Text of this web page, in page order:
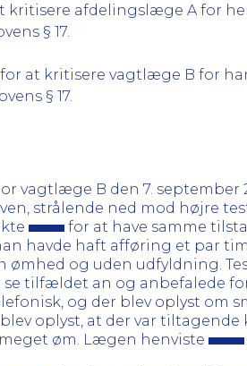
afdelingslæge A for
§ 17.
at kritisere vagtlæge B for
§ 17.
vagtlæge B den 7. september
strålende ned mod højre
for at have samme
havde haft afføring et par
ømhed og uden udfyldning.
tilfældet an og anbefalede
og der blev oplyst om
blev oplyst, at der var
øm. Lægen henviste